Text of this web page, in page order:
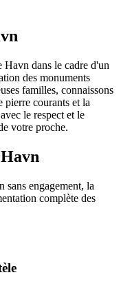
dans le cadre d'un
des monuments
familles, connaissons
pierre courants et la
le respect et le
votre proche.
sans engagement, la
complète des